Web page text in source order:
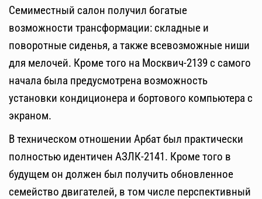
Семиместный салон получил богатые
возможности трансформации: складные и
поворотные сиденья, а также всевозможные ниши
для мелочей. Кроме того на Москвич-2139 с самого
начала была предусмотрена возможность
установки кондиционера и бортового компьютера с
экраном.
В техническом отношении Арбат был практически
полностью идентичен АЗЛК-2141. Кроме того в
будущем он должен был получить обновленное
семейство двигателей, в том числе перспективный